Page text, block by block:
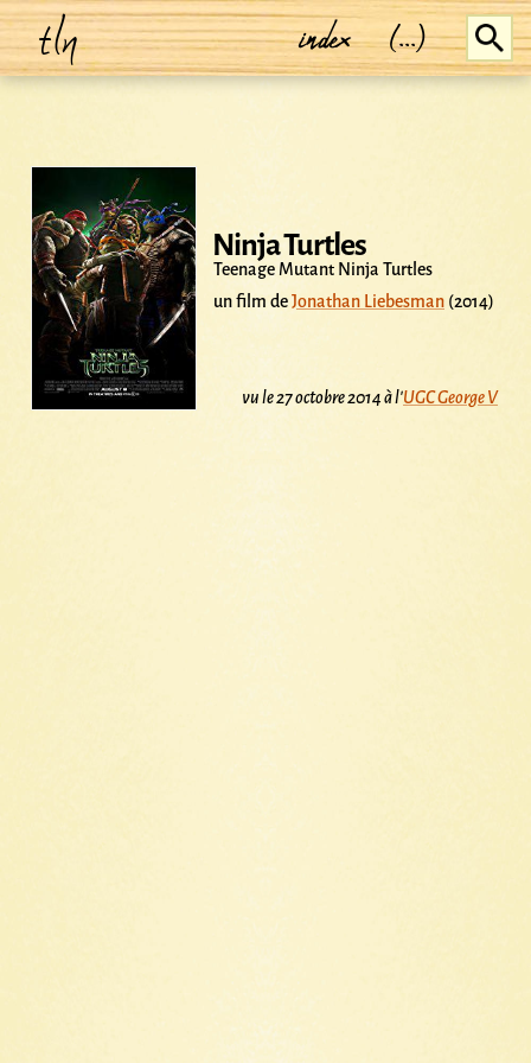
tln index (...)
Ninja Turtles
Teenage Mutant Ninja Turtles
un film deJonathan Liebesman (2014)
vu le 27 octobre 2014 à l'UGC George V